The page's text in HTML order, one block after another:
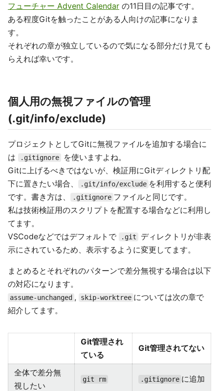
フューチャー Advent Calendar の11日目の記事です。
ある程度Gitを触ったことがある人向けの記事になりま
す。
それぞれの章が独立しているので気になる部分だけ見ても
らえれば幸いです。
個人用の無視ファイルの管理
(.git/info/exclude)
プロジェクトとしてGitに無視ファイルを追加する場合に
は
.gitignore
を使いますよね。
Gitに上げるべきではないが、検証用にGitディレクトリ配
下に置きたい場合、
.git/info/exclude を利用すると便利
です。書き方は、
.gitignore ファイルと同じです。
私は技術検証用のスクリプトを配置する場合などに利用し
てます。
VSCodeなどではデフォルトで
.git
ディレクトリが非表
示にされているため、表示するように変更してます。
まとめるとそれぞれのパターンで差分無視する場合は以下
の対応になります。
assume-unchanged , skip-worktree については次の章で
紹介してます。
Git管理され
ている
Git管理されてない
全体で差分無
視したい
git rm .gitignore に追加